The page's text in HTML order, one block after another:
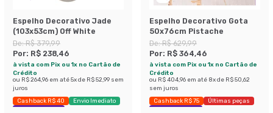
Espelho Decorativo Jade
(103x53cm) Off White
De:R$ 379,99
Por: R$ 238,46
à vista com Pix ou 1x no Cartão de
Crédito
ou R$ 264,96 em até5x de R$ 52,99 sem
juros
Cashback R$ 40
Envio Imediato
Economize 37%
Espelho Decorativo Gota
50x76cm Pistache
De:R$ 629,99
Por: R$ 364,46
à vista com Pix ou 1x no Cartão de
Crédito
ou R$ 404,96 em até 8x de R$ 50,62
sem juros
Cashback R$ 75
Últimas peças
Economize 42%